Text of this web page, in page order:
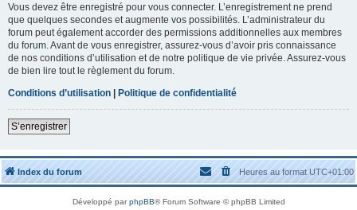
Vous devez être enregistré pour vous connecter. L’enregistrement ne prend
que quelques secondes et augmente vos possibilités. L’administrateur du
forum peut également accorder des permissions additionnelles aux membres
du forum. Avant de vous enregistrer, assurez-vous d’avoir pris connaissance
de nos conditions d’utilisation et de notre politique de vie privée. Assurez-vous
de bien lire tout le règlement du forum.
Conditions d’utilisation | Politique de confidentialité
S’enregistrer
Index du forum Heures au formatUTC+01:00
Développé parphpBB® Forum Software © phpBB Limited